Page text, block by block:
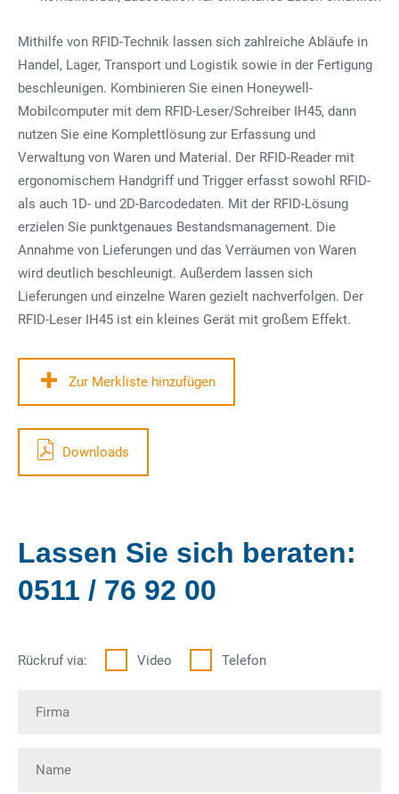
Mithilfe von RFID-Technik lassen sich zahlreiche Abläufe in
Handel, Lager, Transport und Logistik sowie in der Fertigung
beschleunigen. Kombinieren Sie einen Honeywell-
Mobilcomputer mit dem RFID-Leser/Schreiber IH45, dann
nutzen Sie eine Komplettlösung zur Erfassung und
Verwaltung von Waren und Material. Der RFID-Reader mit
ergonomischem Handgriff und Trigger erfasst sowohl RFID-
als auch 1D- und 2D-Barcodedaten. Mit der RFID-Lösung
erzielen Sie punktgenaues Bestandsmanagement. Die
Annahme von Lieferungen und das Verräumen von Waren
wird deutlich beschleunigt. Außerdem lassen sich
Lieferungen und einzelne Waren gezielt nachverfolgen. Der
RFID-Leser IH45 ist ein kleines Gerät mit großem Effekt.
Zur Merkliste hinzufügen
Downloads
Lassen Sie sich beraten:
0511 / 76 92 00
Rückruf via: Video Telefon